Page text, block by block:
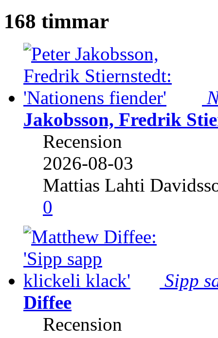
168 timmar
Jakobsson, Fredrik
Recension
2026-08-03
Mattias Lahti
0
Sipp
Diffee
Recension